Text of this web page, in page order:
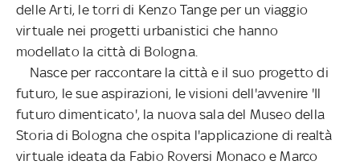
delle Arti, le torri di Kenzo Tange per un viaggio
virtuale nei progetti urbanistici che hanno
modellato la città di Bologna.
Nasce per raccontare la città e il suo progetto di
futuro, le sue aspirazioni, le visioni dell'avvenire 'Il
futuro dimenticato', la nuova sala del Museo della
Storia di Bologna che ospita l'applicazione di realtà
virtuale ideata da Fabio Roversi Monaco e Marco